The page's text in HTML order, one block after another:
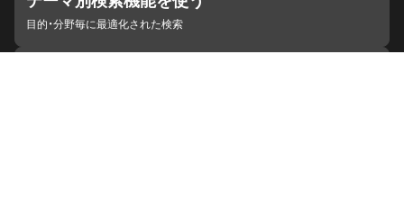
目的・分野毎に最適化された検索